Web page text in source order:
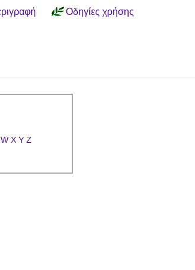
Οδηγίες χρήσης
W X Y Z